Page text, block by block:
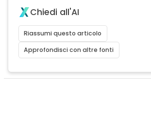
Chiedi all'AI
Riassumi questo articolo
Approfondisci con altre fonti